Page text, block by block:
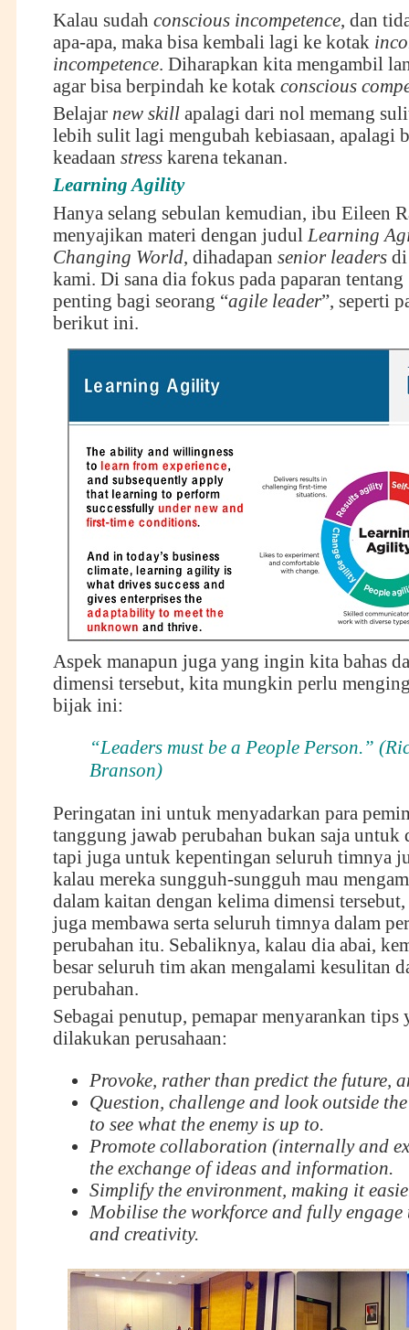
Kalau sudah conscious incompetence, dan
apa-apa, maka bisa kembali lagi ke kotak
incompetence. Diharapkan kita mengambil
agar bisa berpindah ke kotak conscious
Belajar new skillapalagi dari nol memang
lebih sulit lagi mengubah kebiasaan, apalagi
keadaan stresskarena tekanan.
Learning Agility
Hanya selang sebulan kemudian, ibu Eileen
menyajikan materi dengan judul Learning
Changing World, dihadapan senior leadersdi
kami. Di sana dia fokus pada paparan
penting bagi seorang “agile leader”, seperti
berikut ini.
Aspek manapun juga yang ingin kita bahas
dimensi tersebut, kita mungkin perlu
bijak ini:
“Leaders must be a People Person.”
Branson)
Peringatan ini untuk menyadarkan para
tanggung jawab perubahan bukan saja
tapi juga untuk kepentingan seluruh timnya
kalau mereka sungguh-sungguh mau
dalam kaitan dengan kelima dimensi tersebut,
juga membawa serta seluruh timnya dalam
perubahan itu. Sebaliknya, kalau dia abai,
besar seluruh tim akan mengalami kesulitan
perubahan.
Sebagai penutup, pemapar menyarankan tips
dilakukan perusahaan:
Provoke, rather than predict the future,
Question, challenge and look outside
to see what the enemy is up to.
Promote collaboration (internally and
the exchange of ideas and information.
Simplify the environment, making it
Mobilise the workforce and fully engage
and creativity.